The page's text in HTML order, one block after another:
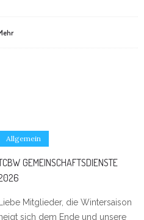
Allgemein
GEMEINSCHAFTSDIENSTE
Mitglieder, die Wintersaison
sich dem Ende und unsere